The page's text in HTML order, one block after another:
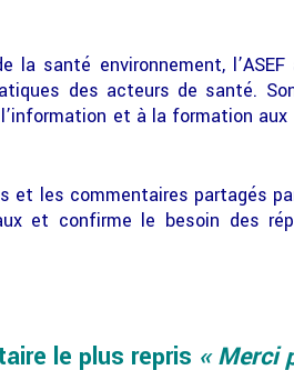
la santé environnement,
des acteurs de santé.
et à la formation
et les commentaires partagés
et confirme le besoin des
le plus repris « Merci